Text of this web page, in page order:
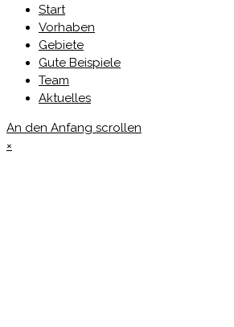
Start
Vorhaben
Gebiete
Gute Beispiele
Team
Aktuelles
An den Anfang scrollen
×